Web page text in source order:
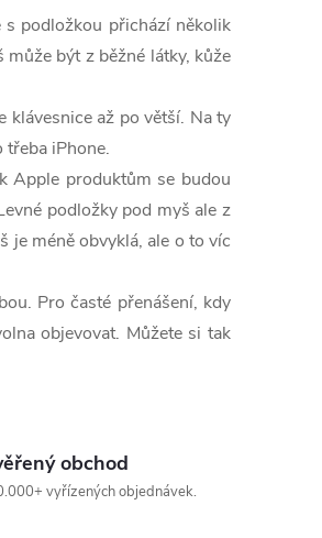
podložkou přichází několik
být z běžné látky, kůže
klávesnice až po větší. Na ty
iPhone.
Apple produktům se budou
podložky pod myš ale z
je méně obvyklá, ale o to víc
Pro časté přenášení, kdy
objevovat. Můžete si tak
obchod
vyřízených objednávek.